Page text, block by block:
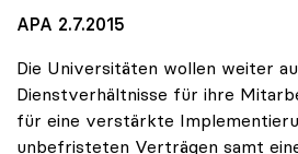
APA 2.7.2015
Die Universitäten wollen weiter
Dienstverhältnisse für ihre
für eine verstärkte
unbefristeten Verträgen samt